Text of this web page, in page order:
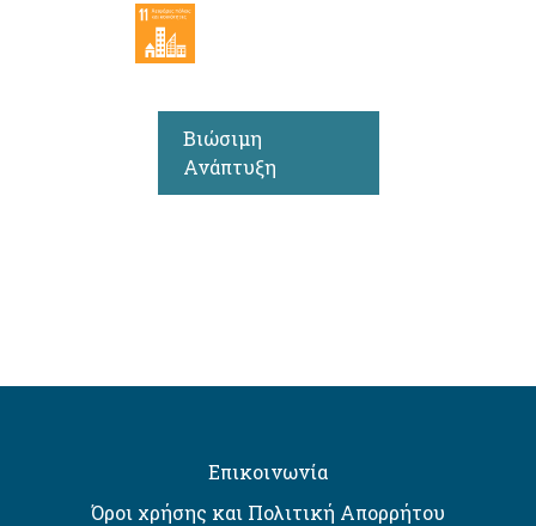
Βιώσιμη
Ανάπτυξη
Επικοινωνία
Όροι χρήσης και Πολιτική Απορρήτου